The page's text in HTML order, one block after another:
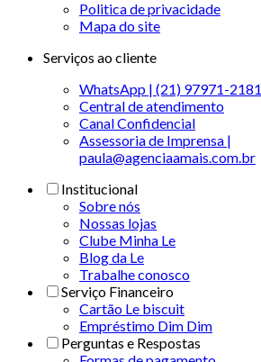
Politica de privacidade
Mapa do site
Serviços ao cliente
WhatsApp | (21) 97971-2181
Central de atendimento
Canal Confidencial
Assessoria de Imprensa |
paula@agenciaamais.com.br
Institucional
Sobre nós
Nossas lojas
Clube Minha Le
Blog da Le
Trabalhe conosco
Serviço Financeiro
Cartão Le biscuit
Empréstimo Dim Dim
Perguntas e Respostas